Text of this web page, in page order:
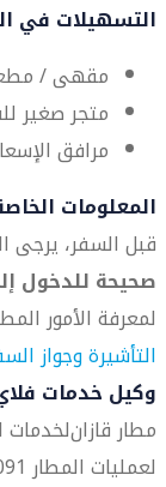
التسهيلات في
مقهى /
متجر صغير
مرافق
المعلومات
قبل السفر، يرجى
صحيحة للدخول
لمعرفة الأمور
التأشيرة وجواز
وكيل خدمات
مطار قازانلخدمات
لعمليات المطار 0091 254 843 7+